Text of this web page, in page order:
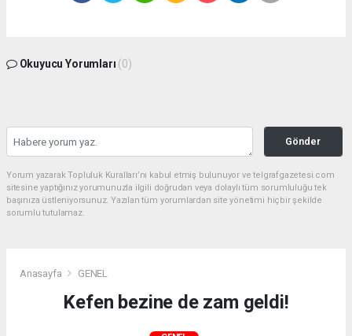
Okuyucu Yorumları (0)
Gönder
Yorum yazarak Topluluk Kuralları’nı kabul etmiş bulunuyor ve telgrafgazetesi.com
sitesine yaptığınız yorumunuzla ilgili doğrudan veya dolaylı tüm sorumluluğu tek
başınıza üstleniyorsunuz. Yazılan tüm yorumlardan site yönetimi hiçbir şekilde
sorumlu tutulamaz.
Anasayfa GENEL
Kefen bezine de zam geldi!